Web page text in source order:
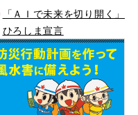
「ＡＩで未来を切り開く」
ひろしま宣言